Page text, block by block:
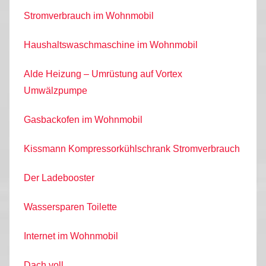
Stromverbrauch im Wohnmobil
Haushaltswaschmaschine im Wohnmobil
Alde Heizung – Umrüstung auf Vortex
Umwälzpumpe
Gasbackofen im Wohnmobil
Kissmann Kompressorkühlschrank Stromverbrauch
Der Ladebooster
Wassersparen Toilette
Internet im Wohnmobil